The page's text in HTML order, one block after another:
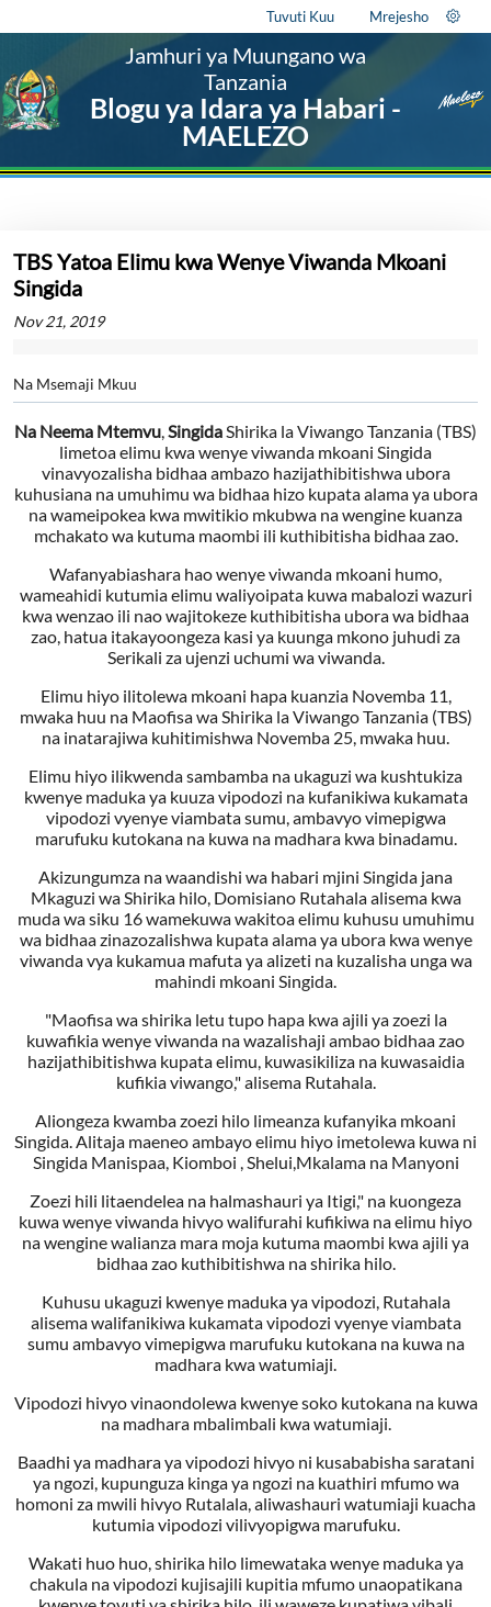
Tuvuti Kuu Mrejesho
Jamhuri ya Muungano wa
Tanzania
Blogu ya Idara ya Habari -
MAELEZO
TBS Yatoa Elimu kwa Wenye Viwanda Mkoani
Singida
Nov 21, 2019
Na Msemaji Mkuu
Na Neema Mtemvu,SingidaShirika la Viwango Tanzania (TBS)
limetoa elimu kwa wenye viwanda mkoani Singida
vinavyozalisha bidhaa ambazo hazijathibitishwa ubora
kuhusiana na umuhimu wa bidhaa hizo kupata alama ya ubora
na wameipokea kwa mwitikio mkubwa na wengine kuanza
mchakato wa kutuma maombi ili kuthibitisha bidhaa zao.
Wafanyabiashara hao wenye viwanda mkoani humo,
wameahidi kutumia elimu waliyoipata kuwa mabalozi wazuri
kwa wenzao ili nao wajitokeze kuthibitisha ubora wa bidhaa
zao, hatua itakayoongeza kasi ya kuunga mkono juhudi za
Serikali za ujenzi uchumi wa viwanda.
Elimu hiyo ilitolewa mkoani hapa kuanzia Novemba 11,
mwaka huu na Maofisa wa Shirika la Viwango Tanzania (TBS)
na inatarajiwa kuhitimishwa Novemba 25, mwaka huu.
Elimu hiyo ilikwenda sambamba na ukaguzi wa kushtukiza
kwenye maduka ya kuuza vipodozi na kufanikiwa kukamata
vipodozi vyenye viambata sumu, ambavyo vimepigwa
marufuku kutokana na kuwa na madhara kwa binadamu.
Akizungumza na waandishi wa habari mjini Singida jana
Mkaguzi wa Shirika hilo, Domisiano Rutahala alisema kwa
muda wa siku 16 wamekuwa wakitoa elimu kuhusu umuhimu
wa bidhaa zinazozalishwa kupata alama ya ubora kwa wenye
viwanda vya kukamua mafuta ya alizeti na kuzalisha unga wa
mahindi mkoani Singida.
"Maofisa wa shirika letu tupo hapa kwa ajili ya zoezi la
kuwafikia wenye viwanda na wazalishaji ambao bidhaa zao
hazijathibitishwa kupata elimu, kuwasikiliza na kuwasaidia
kufikia viwango," alisema Rutahala.
Aliongeza kwamba zoezi hilo limeanza kufanyika mkoani
Singida. Alitaja maeneo ambayo elimu hiyo imetolewa kuwa ni
Singida Manispaa, Kiomboi , Shelui,Mkalama na Manyoni
Zoezi hili litaendelea na halmashauri ya Itigi," na kuongeza
kuwa wenye viwanda hivyo walifurahi kufikiwa na elimu hiyo
na wengine walianza mara moja kutuma maombi kwa ajili ya
bidhaa zao kuthibitishwa na shirika hilo.
Kuhusu ukaguzi kwenye maduka ya vipodozi, Rutahala
alisema walifanikiwa kukamata vipodozi vyenye viambata
sumu ambavyo vimepigwa marufuku kutokana na kuwa na
madhara kwa watumiaji.
Vipodozi hivyo vinaondolewa kwenye soko kutokana na kuwa
na madhara mbalimbali kwa watumiaji.
Baadhi ya madhara ya vipodozi hivyo ni kusababisha saratani
ya ngozi, kupunguza kinga ya ngozi na kuathiri mfumo wa
homoni za mwili hivyo Rutalala, aliwashauri watumiaji kuacha
kutumia vipodozi vilivyopigwa marufuku.
Wakati huo huo, shirika hilo limewataka wenye maduka ya
chakula na vipodozi kujisajili kupitia mfumo unaopatikana